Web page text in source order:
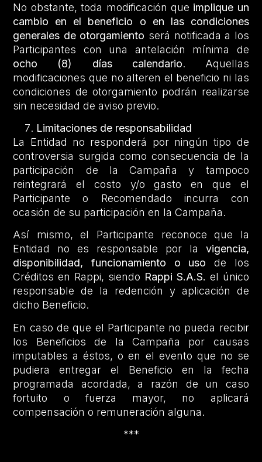
No obstante, toda modificación que implique un
cambio en el beneficio o en las condiciones
generales de otorgamiento será notificada a los
Participantes con una antelación mínima de
ocho (8) días calendario. Aquellas
modificaciones que no alteren el beneficio ni las
condiciones de otorgamiento podrán realizarse
sin necesidad de aviso previo.
Limitaciones de responsabilidad
La Entidad no responderá por ningún tipo de
controversia surgida como consecuencia de la
participación de la Campaña y tampoco
reintegrará el costo y/o gasto en que el
Participante o Recomendado incurra con
ocasión de su participación en la Campaña.
Así mismo, el Participante reconoce que la
Entidad no es responsable por la vigencia,
disponibilidad, funcionamiento o uso de los
Créditos en Rappi, siendo Rappi S.A.S. el único
responsable de la redención y aplicación de
dicho Beneficio.
En caso de que el Participante no pueda recibir
los Beneficios de la Campaña por causas
imputables a éstos, o en el evento que no se
pudiera entregar el Beneficio en la fecha
programada acordada, a razón de un caso
fortuito o fuerza mayor, no aplicará
compensación o remuneración alguna.
***